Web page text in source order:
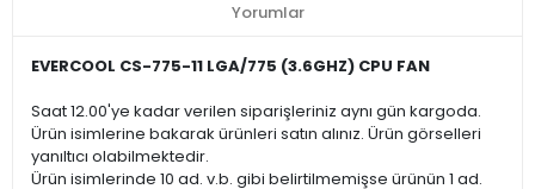
Yorumlar
EVERCOOL CS-775-11 LGA/775 (3.6GHZ) CPU FAN
Saat 12.00'ye kadar verilen siparişleriniz aynı gün kargoda.
Ürün isimlerine bakarak ürünleri satın alınız. Ürün görselleri
yanıltıcı olabilmektedir.
Ürün isimlerinde 10 ad. v.b. gibi belirtilmemişse ürünün 1 ad.